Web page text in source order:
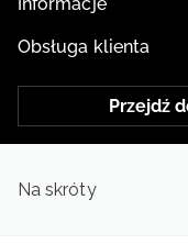
Obsługa klienta
Przejdź
Na skróty